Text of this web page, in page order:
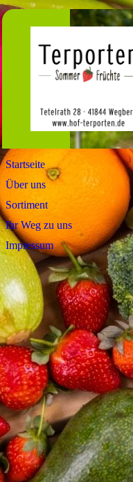
Startseite
Über uns
Sortiment
Ihr Weg zu uns
Impressum